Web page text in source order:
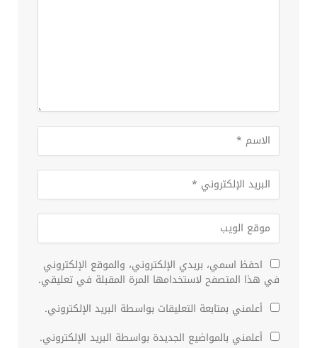
احفظ اسمي، بريدي الإلكتروني، والموقع الإلكتروني
في هذا المتصفح لاستخدامها المرة المقبلة في تعليقي.
أعلمني بمتابعة التعليقات بواسطة البريد الإلكتروني.
أعلمني بالمواضيع الجديدة بواسطة البريد الإلكتروني.